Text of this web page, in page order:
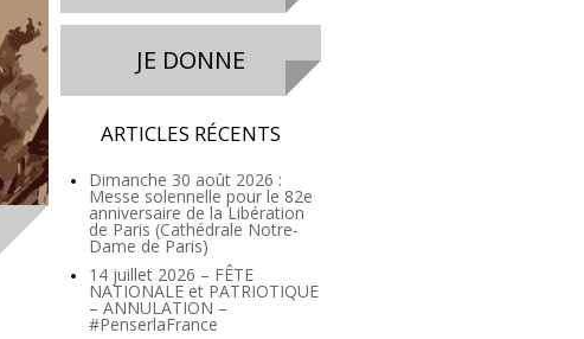
JE DONNE
ARTICLES RÉCENTS
Dimanche 30 août 2026 :
Messe solennelle pour le 82e
anniversaire de la Libération
de Paris (Cathédrale Notre-
Dame de Paris)
14 juillet 2026 – FÊTE
NATIONALE et PATRIOTIQUE
– ANNULATION –
#PenserlaFrance